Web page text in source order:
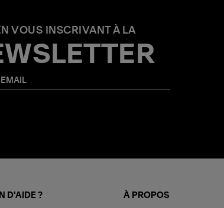
VOUS INSCRIVANT À LA
D'AIDE ? À PROPOS